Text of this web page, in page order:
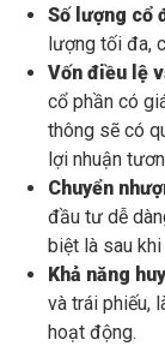
Số lượng cổ
lượng tối đa,
Vốn điều lệ
cổ phần có
thông sẽ có
lợi nhuận
Chuyển
đầu tư dễ
biệt là sau
Khả năng
và trái phiếu,
hoạt động.